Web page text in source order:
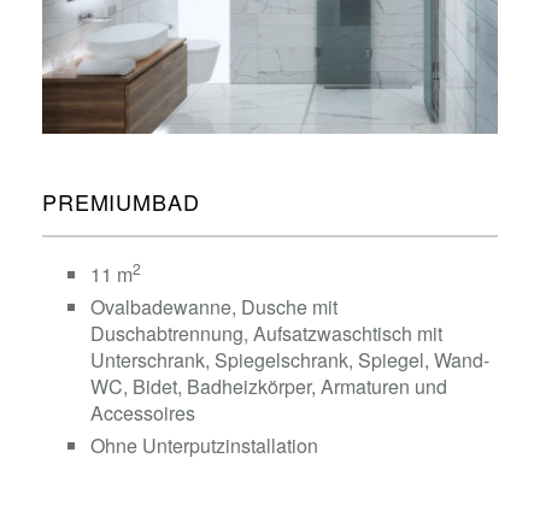
PREMIUMBAD
11 m2
Ovalbadewanne, Dusche mit
Duschabtrennung, Aufsatzwaschtisch mit
Unterschrank, Spiegelschrank, Spiegel, Wand-
WC, Bidet, Badheizkörper, Armaturen und
Accessoires
Ohne Unterputzinstallation